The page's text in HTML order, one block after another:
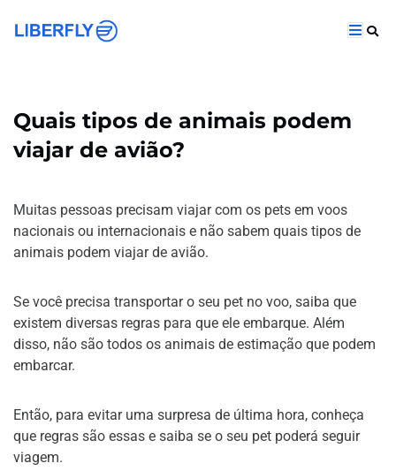
Quais tipos de animais podem
viajar de avião?
Muitas pessoas precisam viajar com os pets em voos
nacionais ou internacionais e não sabem quais tipos de
animais podem viajar de avião.
Se você precisa transportar o seu pet no voo, saiba que
existem diversas regras para que ele embarque. Além
disso, não são todos os animais de estimação que podem
embarcar.
Então, para evitar uma surpresa de última hora, conheça
que regras são essas e saiba se o seu pet poderá seguir
viagem.